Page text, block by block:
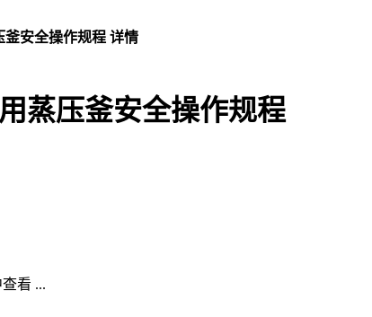
安全操作规程 详情
蒸压釜安全操作规程
看 ...